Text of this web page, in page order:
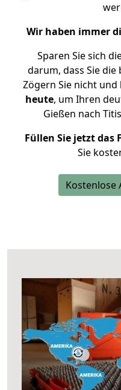
Wir haben immer
Sparen Sie sich
darum, dass Sie
Zögern Sie nicht und
heute, um Ihren
Gießen nach
Füllen Sie jetzt das
Sie
Kostenlose